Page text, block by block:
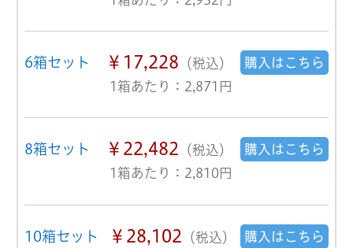
6箱セット ￥17,228 （税込）
1箱あたり：2,871円
購入はこちら
8箱セット ￥22,482 （税込）
1箱あたり：2,810円
購入はこちら
10箱セット ￥28,102 （税込）
購入はこちら